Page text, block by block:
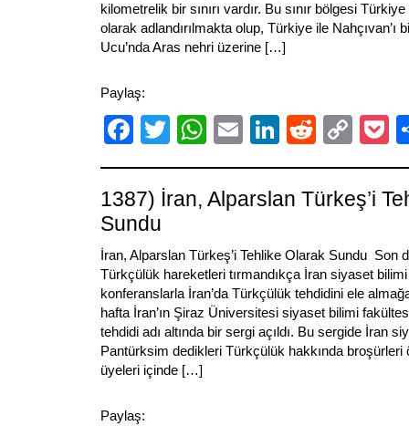
kilometrelik bir sınırı vardır. Bu sınır bölgesi
olarak adlandırılmakta olup, Türkiye ile Nahçıvan’ı
Ucu’nda Aras nehri üzerine […]
Paylaş:
Facebook
TwitterWhatsApp
EmailLinkedIn
Reddit
Link
1387) İran, Alparslan Türkeş’i
Sundu
İran, Alparslan Türkeş’i Tehlike Olarak Sundu Son
Türkçülük hareketleri tırmandıkça İran siyaset
konferanslarla İran’da Türkçülük tehdidini ele
hafta İran’ın Şiraz Üniversitesi siyaset bilimi
tehdidi adı altında bir sergi açıldı. Bu sergide İran
Pantürksim dedikleri Türkçülük hakkında broşürleri
üyeleri içinde […]
Paylaş: